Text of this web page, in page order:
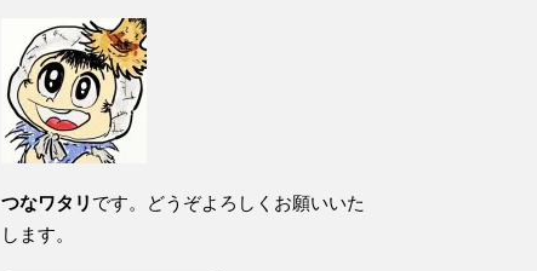
つなワタリ です。どうぞよろしくお願いいた
します。